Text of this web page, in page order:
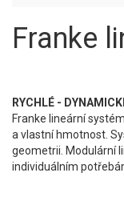
Franke
RYCHLÉ -
Franke lineární
a vlastní hmotnost.
geometrii. Modulární
individuálním